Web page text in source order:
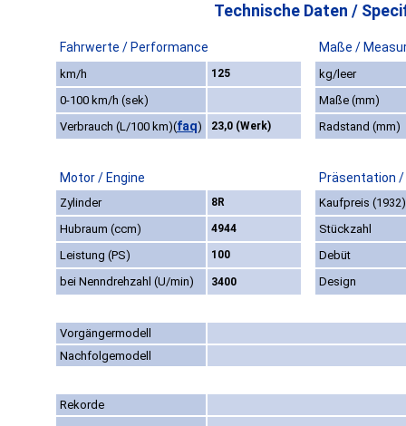
Technische Daten /
Fahrwerte / Performance Maße /
km/h 125
kg/leer
0-100 km/h (sek)
Maße (mm)
Verbrauch (L/100 km)(faq) 23,0 (Werk) Radstand (mm)
Motor / Engine Präsentation
Zylinder 8R
Kaufpreis (1932)
Hubraum (ccm)
4944
Stückzahl
Leistung (PS)
100
Debüt
bei Nenndrehzahl (U/min)
3400 Design
Vorgängermodell
Nachfolgemodell
Rekorde